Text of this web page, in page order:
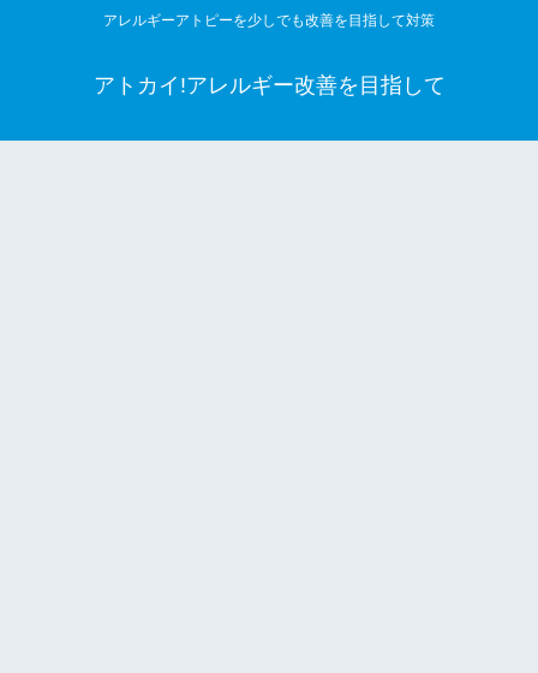
アレルギーアトピーを少しでも改善を目指して対策
アトカイ!アレルギー改善を目指して